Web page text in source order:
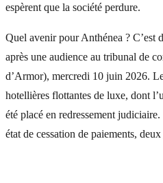
espèrent que la société perdure.
Quel avenir pour Anthénea ? C’est
après une audience au tribunal de
d’Armor), mercredi 10 juin 2026.
hotellières flottantes de luxe, dont
été placé en redressement judiciaire.
état de cessation de paiements,